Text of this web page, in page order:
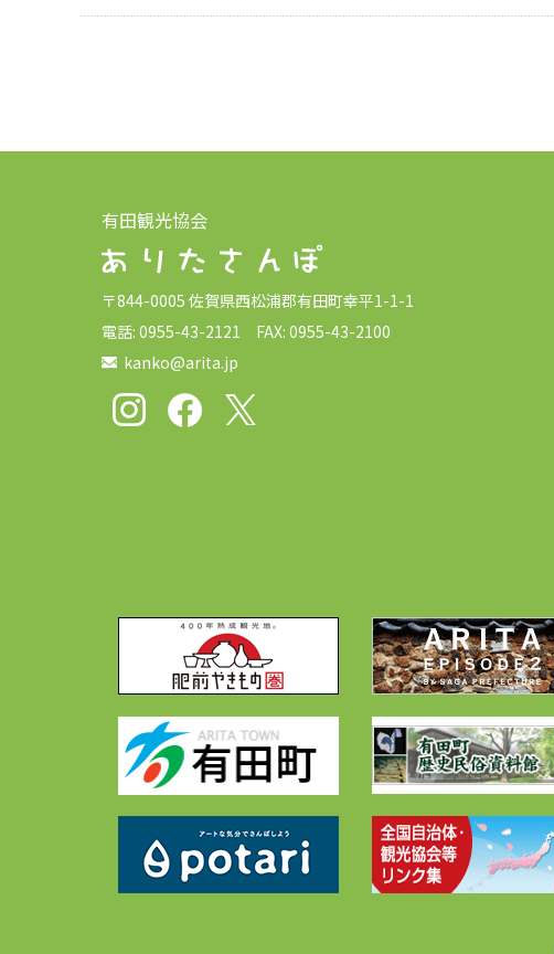
有田観光協会
〒844-0005 佐賀県西松浦郡有田町幸平1-1-1
電話: 0955-43-2121 FAX: 0955-43-2100
kanko@arita.jp